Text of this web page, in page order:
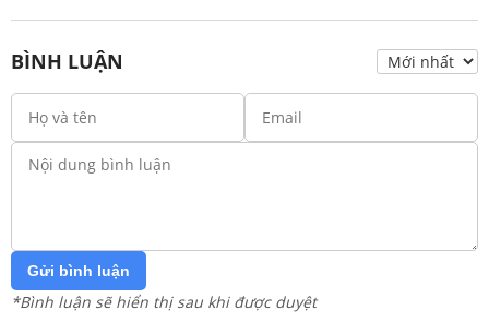
BÌNH LUẬN
Gửi bình luận
*Bình luận sẽ hiển thị sau khi được duyệt